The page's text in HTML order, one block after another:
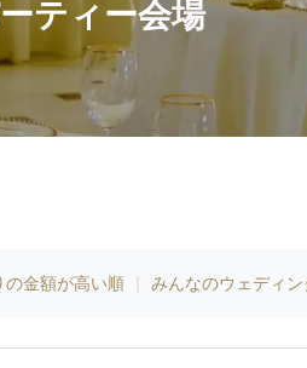
ティー会場
の金額が高い順 みんなのウェディ